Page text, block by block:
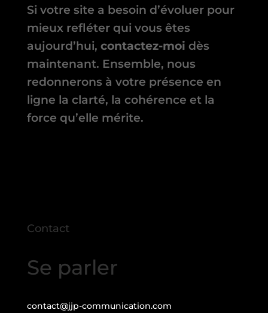
Si votre site a besoin d’évoluer pour
mieux refléter qui vous êtes
aujourd’hui, contactez-moi dès
maintenant. Ensemble, nous
redonnerons à votre présence en
ligne la clarté, la cohérence et la
force qu’elle mérite.
Contact
Se parler
contact@jjp-communication.com